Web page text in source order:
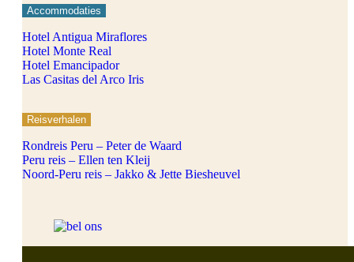
Accommodaties
Hotel Antigua Miraflores
Hotel Monte Real
Hotel Emancipador
Las Casitas del Arco Iris
Reisverhalen
Rondreis Peru – Peter de Waard
Peru reis – Ellen ten Kleij
Noord-Peru reis – Jakko & Jette Biesheuvel